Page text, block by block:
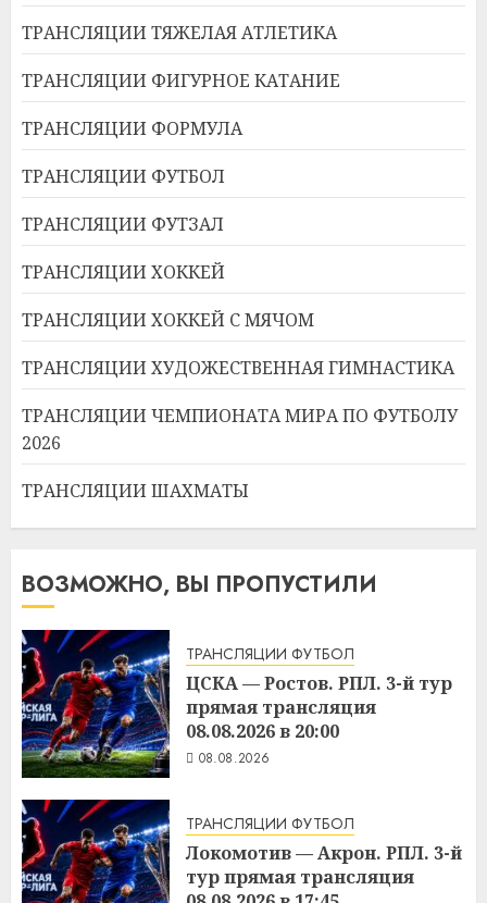
ТРАНСЛЯЦИИ ТЯЖЕЛАЯ АТЛЕТИКА
ТРАНСЛЯЦИИ ФИГУРНОЕ КАТАНИЕ
ТРАНСЛЯЦИИ ФОРМУЛА
ТРАНСЛЯЦИИ ФУТБОЛ
ТРАНСЛЯЦИИ ФУТЗАЛ
ТРАНСЛЯЦИИ ХОККЕЙ
ТРАНСЛЯЦИИ ХОККЕЙ С МЯЧОМ
ТРАНСЛЯЦИИ ХУДОЖЕСТВЕННАЯ ГИМНАСТИКА
ТРАНСЛЯЦИИ ЧЕМПИОНАТА МИРА ПО ФУТБОЛУ
2026
ТРАНСЛЯЦИИ ШАХМАТЫ
ВОЗМОЖНО, ВЫ ПРОПУСТИЛИ
ТРАНСЛЯЦИИ ФУТБОЛ
ЦСКА — Ростов. РПЛ. 3-й тур
прямая трансляция
08.08.2026 в 20:00
08.08.2026
ТРАНСЛЯЦИИ ФУТБОЛ
Локомотив — Акрон. РПЛ. 3-й
тур прямая трансляция